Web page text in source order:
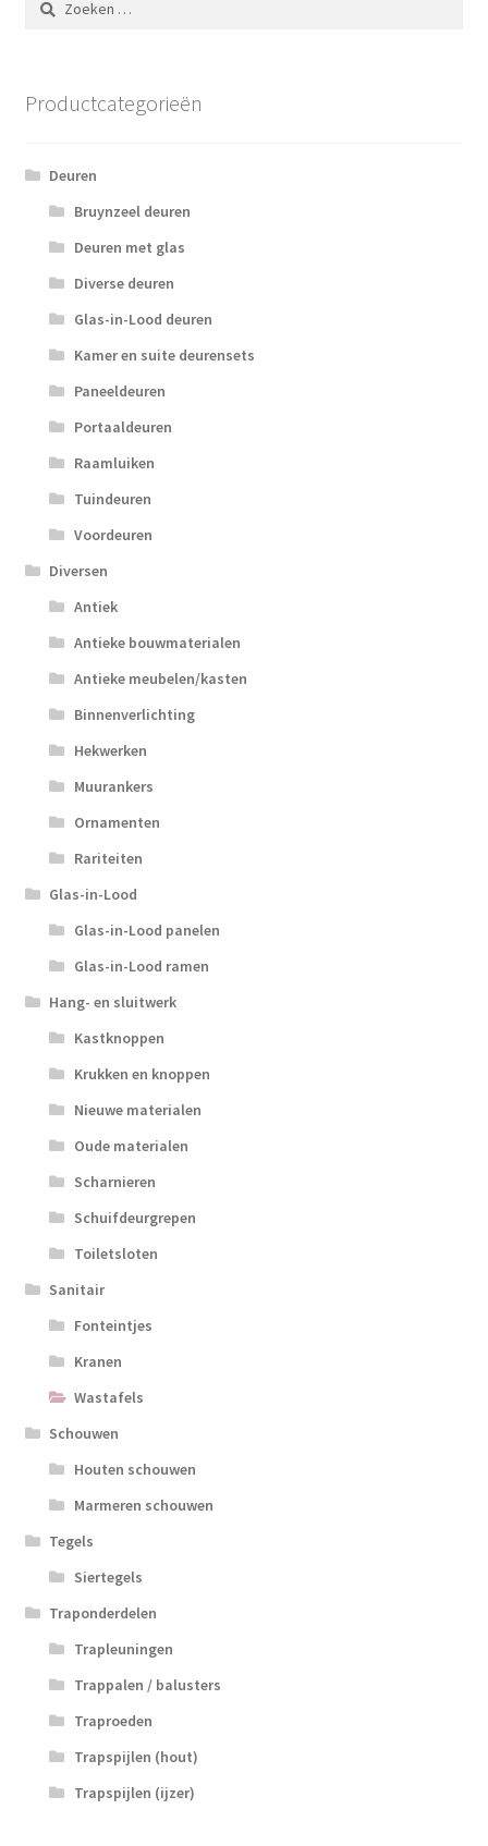
naar:
Productcategorieën
Deuren
Bruynzeel deuren
Deuren met glas
Diverse deuren
Glas-in-Lood deuren
Kamer en suite deurensets
Paneeldeuren
Portaaldeuren
Raamluiken
Tuindeuren
Voordeuren
Diversen
Antiek
Antieke bouwmaterialen
Antieke meubelen/kasten
Binnenverlichting
Hekwerken
Muurankers
Ornamenten
Rariteiten
Glas-in-Lood
Glas-in-Lood panelen
Glas-in-Lood ramen
Hang- en sluitwerk
Kastknoppen
Krukken en knoppen
Nieuwe materialen
Oude materialen
Scharnieren
Schuifdeurgrepen
Toiletsloten
Sanitair
Fonteintjes
Kranen
Wastafels
Schouwen
Houten schouwen
Marmeren schouwen
Tegels
Siertegels
Traponderdelen
Trapleuningen
Trappalen / balusters
Traproeden
Trapspijlen (hout)
Trapspijlen (ijzer)